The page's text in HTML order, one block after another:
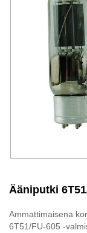
Ääniputki
Ammattimaisena
6T51/FU-605 -